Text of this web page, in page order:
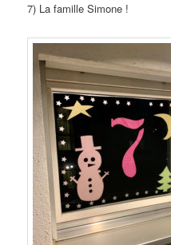
7) La famille Simone !